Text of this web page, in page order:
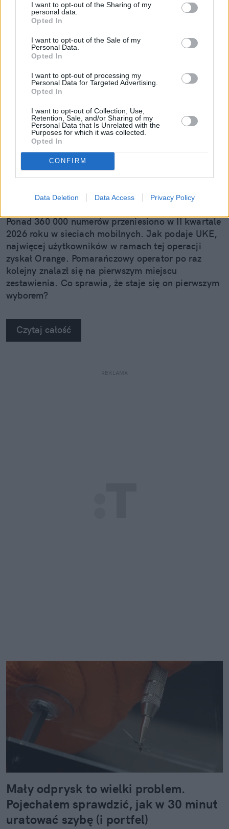
I want to opt-out of the Sharing of my
personal data.
Opted In
I want to opt-out of the Sale of my
Personal Data.
Opted In
I want to opt-out of processing my
Personal Data for Targeted Advertising.
Opted In
I want to opt-out of Collection, Use,
Retention, Sale, and/or Sharing of my
Personal Data that Is Unrelated with the
Purposes for which it was collected.
Opted In
CONFIRM
Data Deletion Data Access Privacy Policy
tworząc teksty o podróżach i turystyce.
Czytaj więcej
Orange znów na czele. Powody, dla
numery
Ponad 360 000 numerów przeniesiono w II kwartale
2026 roku w sieciach mobilnych. Jak podaje UKE,
najwięcej użytkowników w ramach tej operacji
zyskał Orange. Pomarańczowy operator po raz
kolejny znalazł się na pierwszym miejscu
zestawienia. Co sprawia, że staje się on pierwszym
wyborem?
Czytaj całość
REKLAMA
Mały odprysk to wielki problem.
Pojechałem sprawdzić, jak w 30 minut
uratować szybę (i portfel)